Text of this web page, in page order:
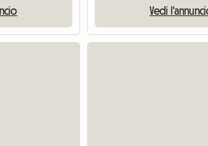
Vedi